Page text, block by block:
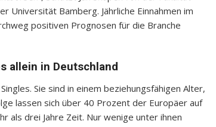
Universität Bamberg. Jährliche Einnahmen im
positiven Prognosen für die Branche
allein in Deutschland
Sie sind in einem beziehungsfähigen Alter,
lassen sich über 40 Prozent der Europäer auf
als drei Jahre Zeit. Nur wenige unter ihnen